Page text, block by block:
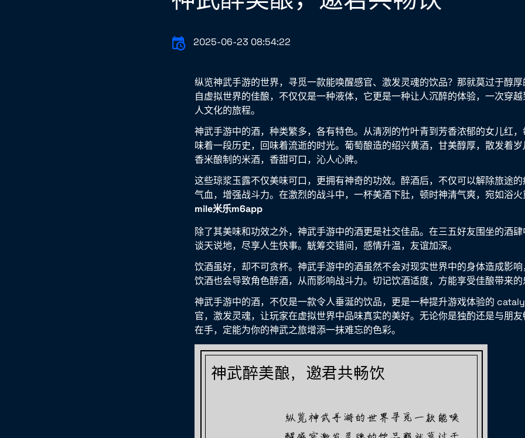
2025-06-23 08:54:22
纵览神武手游的世界，寻觅一款能唤醒感官、激发灵魂的饮品？那就莫过于醇
自虚拟世界的佳酿，不仅仅是一种液体，它更是一种让人沉醉的体验，一次穿
人文化的旅程。
神武手游中的酒，种类繁多，各有特色。从清冽的竹叶青到芳香浓郁的女儿红
味着一段历史，回味着流逝的时光。葡萄酿造的绍兴黄酒，甘美醇厚，散发着
香米酿制的米酒，香甜可口，沁人心脾。
这些琼浆玉露不仅美味可口，更拥有神奇的功效。醉酒后，不仅可以解除旅途
气血，增强战斗力。在激烈的战斗中，一杯美酒下肚，顿时神清气爽，宛如浴火
mile米乐m6app
除了其美味和功效之外，神武手游中的酒更是社交佳品。在三五好友围坐的酒肆
谈天说地，尽享人生快事。觥筹交错间，感情升温，友谊加深。
饮酒虽好，却不可贪杯。神武手游中的酒虽然不会对现实世界中的身体造成影
饮酒也会导致角色醉酒，从而影响战斗力。切记饮酒适度，方能享受佳酿带来的
神武手游中的酒，不仅是一款令人垂涎的饮品，更是一种提升游戏体验的
官，激发灵魂，让玩家在虚拟世界中品味真实的美好。无论你是独酌还是与朋
在手，定能为你的神武之旅增添一抹难忘的色彩。